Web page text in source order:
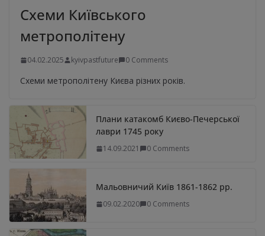
Схеми Київського
метрополітену
04.02.2025 kyivpastfuture 0 Comments
Схеми метрополітену Києва різних років.
Плани катакомб Києво-Печерської
лаври 1745 року
14.09.2021 0 Comments
Мальовничий Київ 1861-1862 рр.
09.02.2020 0 Comments